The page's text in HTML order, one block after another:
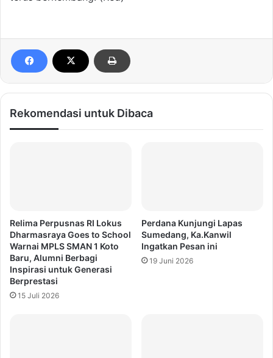
Rekomendasi untuk Dibaca
Relima Perpusnas RI Lokus
Dharmasraya Goes to School
Warnai MPLS SMAN 1 Koto
Baru, Alumni Berbagi
Inspirasi untuk Generasi
Berprestasi
15 Juli 2026
Perdana Kunjungi Lapas
Sumedang, Ka.Kanwil
Ingatkan Pesan ini
19 Juni 2026